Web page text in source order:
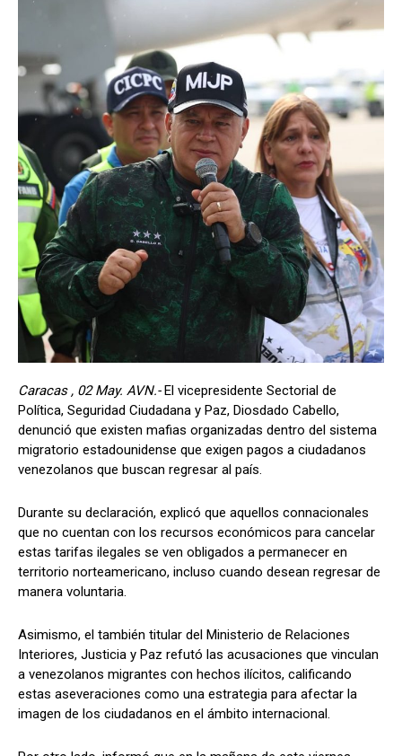
Caracas , 02 May. AVN.-El vicepresidente Sectorial de
Política, Seguridad Ciudadana y Paz, Diosdado Cabello,
denunció que existen mafias organizadas dentro del sistema
migratorio estadounidense que exigen pagos a ciudadanos
venezolanos que buscan regresar al país.
Durante su declaración, explicó que aquellos connacionales
que no cuentan con los recursos económicos para cancelar
estas tarifas ilegales se ven obligados a permanecer en
territorio norteamericano, incluso cuando desean regresar de
manera voluntaria.
Asimismo, el también titular del Ministerio de Relaciones
Interiores, Justicia y Paz refutó las acusaciones que vinculan
a venezolanos migrantes con hechos ilícitos, calificando
estas aseveraciones como una estrategia para afectar la
imagen de los ciudadanos en el ámbito internacional.